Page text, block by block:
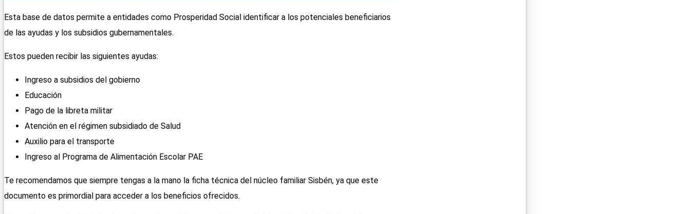
Esta base de datos permite a entidades como Prosperidad Social identificar a los potenciales beneficiarios
de las ayudas y los subsidios gubernamentales.
Estos pueden recibir las siguientes ayudas:
Ingreso a subsidios del gobierno
Educación
Pago de la libreta militar
Atención en el régimen subsidiado de Salud
Auxilio para el transporte
Ingreso al Programa de Alimentación Escolar PAE
Te recomendamos que siempre tengas a la mano la ficha técnica del núcleo familiar Sisbén, ya que este
documento es primordial para acceder a los beneficios ofrecidos.